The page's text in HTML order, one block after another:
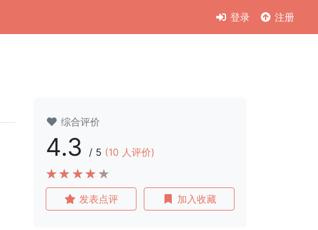
登录 注册
综合评价
4.3 / 5 (10 人评价)
发表点评 加入收藏